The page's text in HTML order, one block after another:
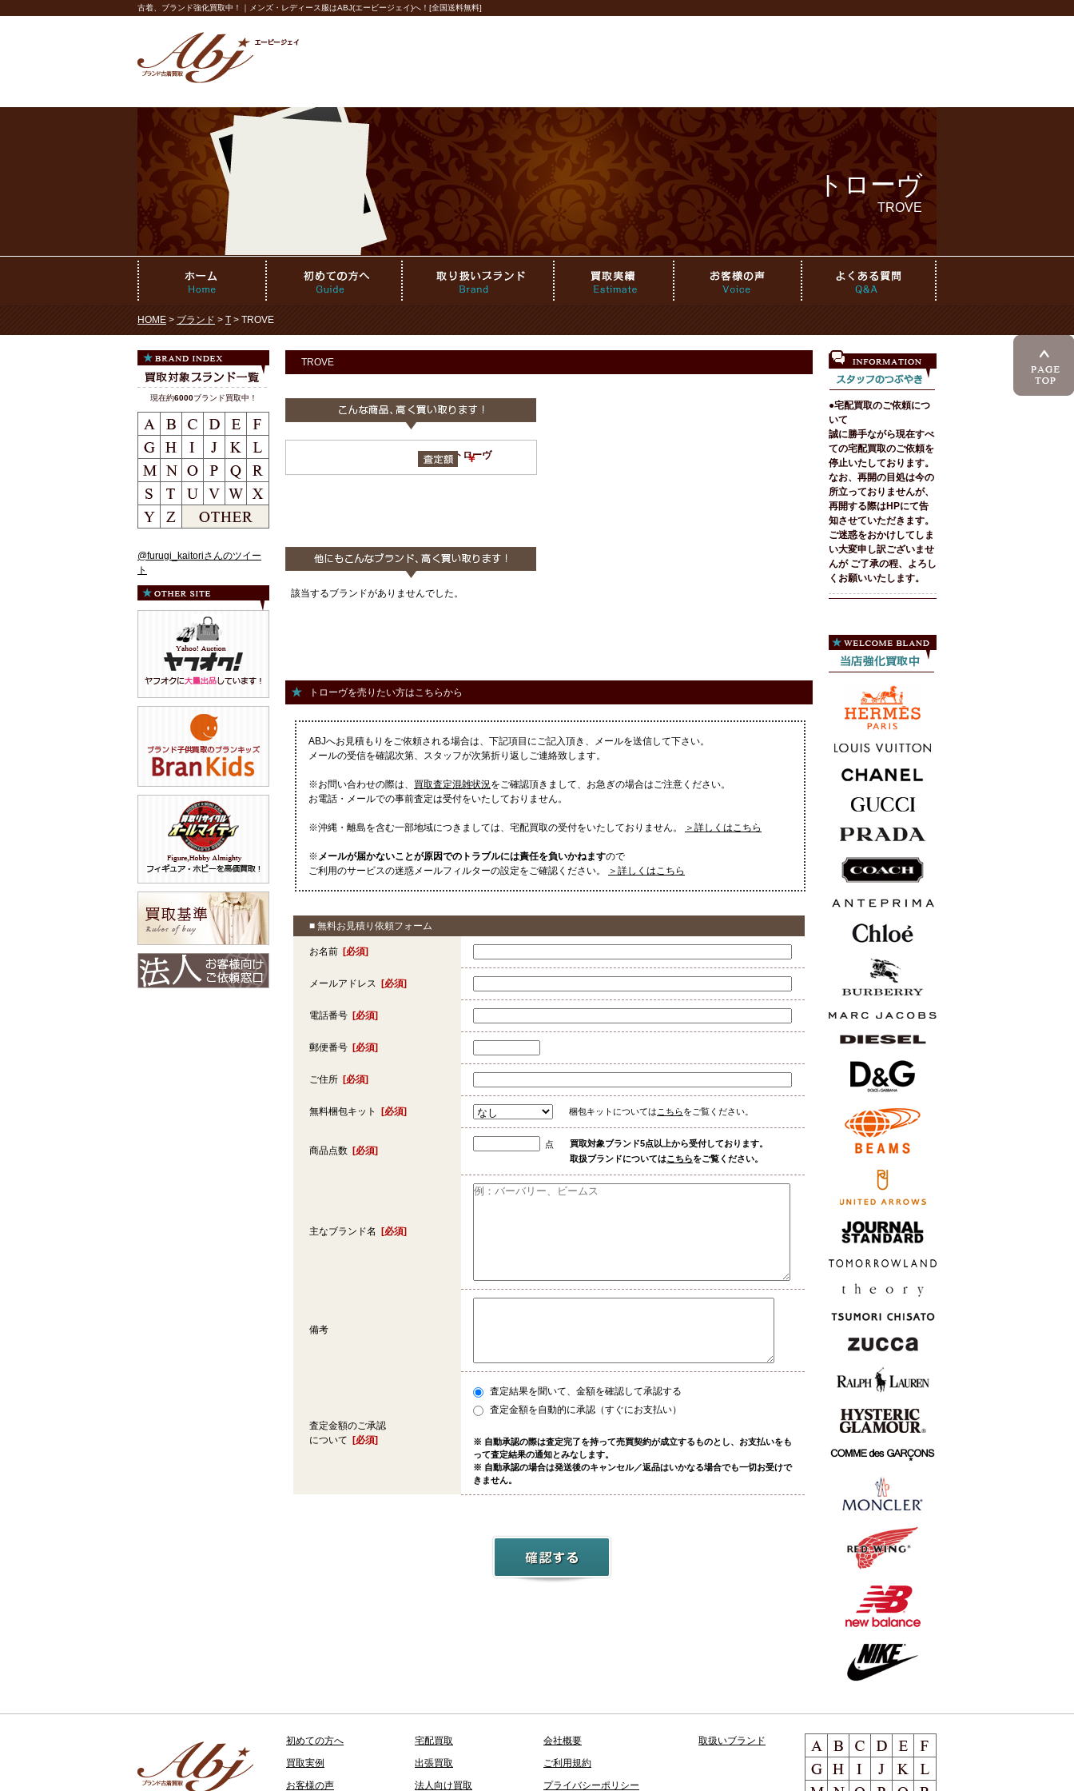
古着、ブランド強化買取中！｜メンズ・レディース服はABJ(エービージェイ)へ！[全国送料無料]
トローヴ
TROVE
HOME > ブランド > T > TROVE
現在約6000ブランド買取中！
@furugi_kaitoriさんのツイー
ト
TROVE
TROVE トローヴ
￥
該当するブランドがありませんでした。
トローヴを売りたい方はこちらから
ABJへお見積もりをご依頼される場合は、下記項目にご記入頂き、メールを送信して下さい。
メールの受信を確認次第、スタッフが次第折り返しご連絡致します。
※お問い合わせの際は、 買取査定混雑状況をご確認頂きまして、お急ぎの場合はご注意ください。
お電話・メールでの事前査定は受付をいたしておりません。
※沖縄・離島を含む一部地域につきましては、宅配買取の受付をいたしておりません。 ＞詳しくはこちら
※メールが届かないことが原因でのトラブルには責任を負いかねますので
ご利用のサービスの迷惑メールフィルターの設定をご確認ください。
＞詳しくはこちら
■ 無料お見積り依頼フォーム
お名前 [必須]
メールアドレス [必須]
電話番号 [必須]
郵便番号 [必須]
ご住所 [必須]
無料梱包キット [必須] 梱包キットについては こちらをご覧ください。
商品点数 [必須]
点
買取対象ブランド5点以上から受付しております。
取扱ブランドについてはこちらをご覧ください。
主なブランド名 [必須]
備考
査定金額のご承認
について
[必須]
査定結果を聞いて、金額を確認して承認する
査定金額を自動的に承認（すぐにお支払い）
※ 自動承認の際は査定完了を持って売買契約が成立するものとし、お支払いをも
って査定結果の通知とみなします。
※ 自動承認の場合は発送後のキャンセル／返品はいかなる場合でも一切お受けで
きません。
●宅配買取のご依頼につ
いて
誠に勝手ながら現在すべ
ての宅配買取のご依頼を
停止いたしております。
なお、再開の目処は今の
所立っておりませんが、
再開する際はHPにて告
知させていただきます。
ご迷惑をおかけしてしま
い大変申し訳ございませ
んが ご了承の程、よろし
くお願いいたします。
初めての方へ 宅配買取 会社概要
取扱いブランド
買取実例
出張買取
ご利用規約
お客様の声
法人向け買取 プライバシーポリシー